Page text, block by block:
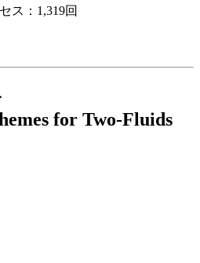
ス：1,319回
for Two-Fluids